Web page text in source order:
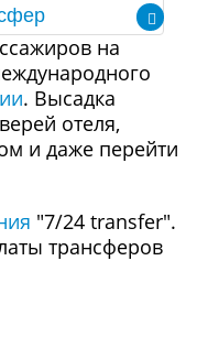
на
. Высадка
отеля,
и даже перейти
"7/24 transfer".
трансферов